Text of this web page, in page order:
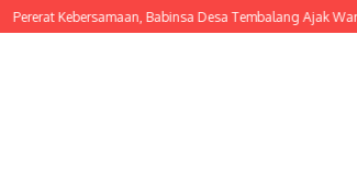
Kebersamaan, Babinsa Desa Tembalang Ajak Warga